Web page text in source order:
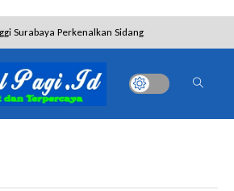
Surabaya Perkenalkan Sidang
Ketentuan Baru KUHAP
Ranto Hensa, Salim Himawan
Surabaya Ringkus Mulia Wirjanto